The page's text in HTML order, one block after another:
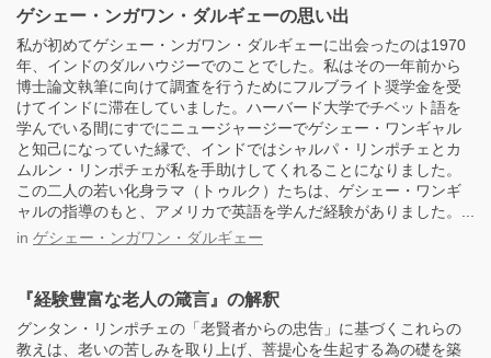
ゲシェー・ンガワン・ダルギェーの思い出
私が初めてゲシェー・ンガワン・ダルギェーに出会ったのは1970
年、インドのダルハウジーでのことでした。私はその一年前から
博士論文執筆に向けて調査を行うためにフルブライト奨学金を受
けてインドに滞在していました。ハーバード大学でチベット語を
学んでいる間にすでにニュージャージーでゲシェー・ワンギャル
と知己になっていた縁で、インドではシャルパ・リンポチェとカ
ムルン・リンポチェが私を手助けしてくれることになりました。
この二人の若い化身ラマ（トゥルク）たちは、ゲシェー・ワンギ
ャルの指導のもと、アメリカで英語を学んだ経験がありました。...
in ゲシェー・ンガワン・ダルギェー
『経験豊富な老人の箴言』の解釈
グンタン・リンポチェの「老賢者からの忠告」に基づくこれらの
教えは、老いの苦しみを取り上げ、菩提心を生起する為の礎を築